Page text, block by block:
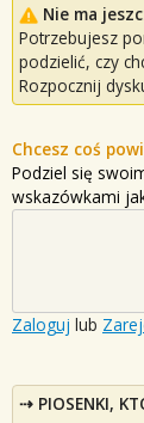
Nie ma
Potrzebujesz
podzielić, czy
Rozpocznij
Chcesz coś
Podziel się
wskazówkami
Zaloguj lub
PIOSENKI,